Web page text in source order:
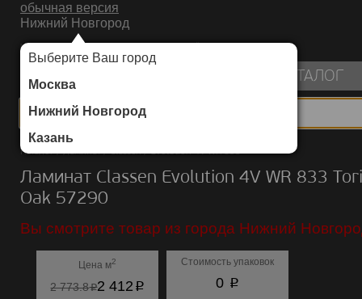
обычная версия
Нижний Новгород
Выберите Ваш город
Москва
Нижний Новгород
Казань
ИНТЕРНЕТ-МАГАЗИН НАПОЛЬНЫХ ПОКРЫТИЙ
КАТАЛОГ
Каталог/Ламинат/Classen/Evolution 4V WR 833
Ламинат Classen Evolution 4V WR 833
Oak 57290
Вы смотрите товар из города Нижний
Цена м2
2 773.8p2 412 p
Стоимость упаковок
0 p